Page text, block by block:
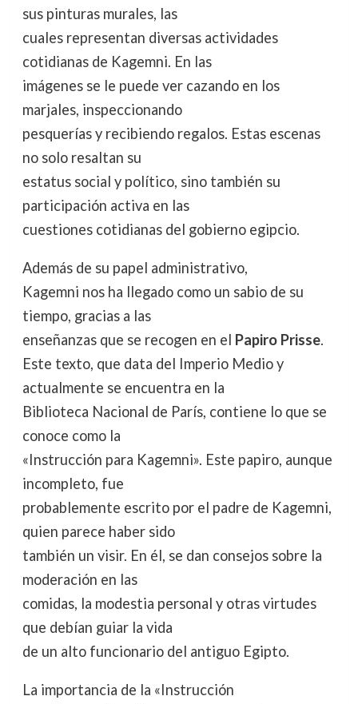
sus pinturas murales, las
cuales representan diversas actividades
cotidianas de Kagemni. En las
imágenes se le puede ver cazando en los
marjales, inspeccionando
pesquerías y recibiendo regalos. Estas escenas
no solo resaltan su
estatus social y político, sino también su
participación activa en las
cuestiones cotidianas del gobierno egipcio.
Además de su papel administrativo,
Kagemni nos ha llegado como un sabio de su
tiempo, gracias a las
enseñanzas que se recogen en el Papiro Prisse.
Este texto, que data del Imperio Medio y
actualmente se encuentra en la
Biblioteca Nacional de París, contiene lo que se
conoce como la
«Instrucción para Kagemni». Este papiro, aunque
incompleto, fue
probablemente escrito por el padre de Kagemni,
quien parece haber sido
también un visir. En él, se dan consejos sobre la
moderación en las
comidas, la modestia personal y otras virtudes
que debían guiar la vida
de un alto funcionario del antiguo Egipto.
La importancia de la «Instrucción